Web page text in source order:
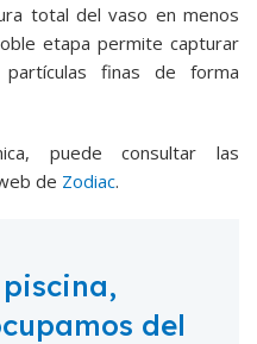
total del vaso en menos
etapa permite capturar
finas de forma
puede consultar las
de Zodiac.
del